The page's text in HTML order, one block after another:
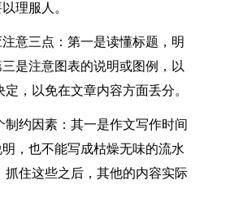
理服人。
意三点：第一是读懂标题，明
是注意图表的说明或图例，以
，以免在文章内容方面丢分。
约因素：其一是作文写作时间
，也不能写成枯燥无味的流水
住这些之后，其他的内容实际